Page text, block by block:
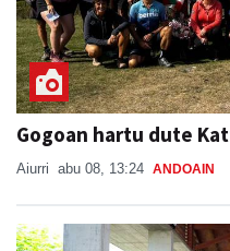
Gogoan hartu dute
Aiurri abu 08, 13:24 ANDOAIN